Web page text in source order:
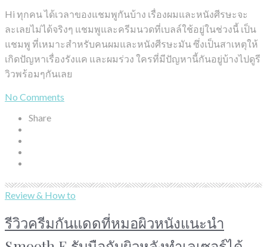
Hi ทุกคน ได้เวลาของแชมพูกันบ้าง เรื่องผมและหนังศีรษะจะ
ละเลยไม่ได้จริงๆ แชมพูและครีมนวดที่เบลล์ใช้อยู่ในช่วงนี้ เป็น
แชมพู ที่เหมาะสำหรับคนผมและหนังศีรษะมัน ซึ่งเป็นสาเหตุให้
เกิดปัญหาเรื่องรังแค และผมร่วง ใครที่มีปัญหานี้กันอยู่บ้างไปดูรี
วิวพร้อมๆกันเลย
No Comments
Share
Review & How to
รีวิวครีมกันแดดที่หมอผิวหนังแนะนำ